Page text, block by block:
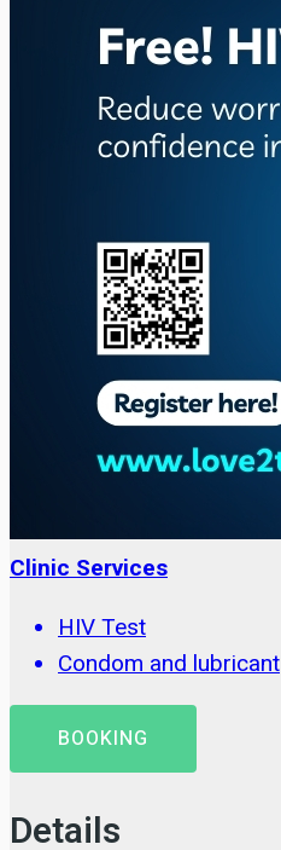
Clinic Services
HIV Test
Condom and lubricant
BOOKING
Details